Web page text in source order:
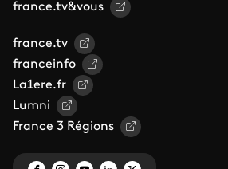
france.tv&vous
france.tv
franceinfo
La1ere.fr
Lumni
France 3 Régions